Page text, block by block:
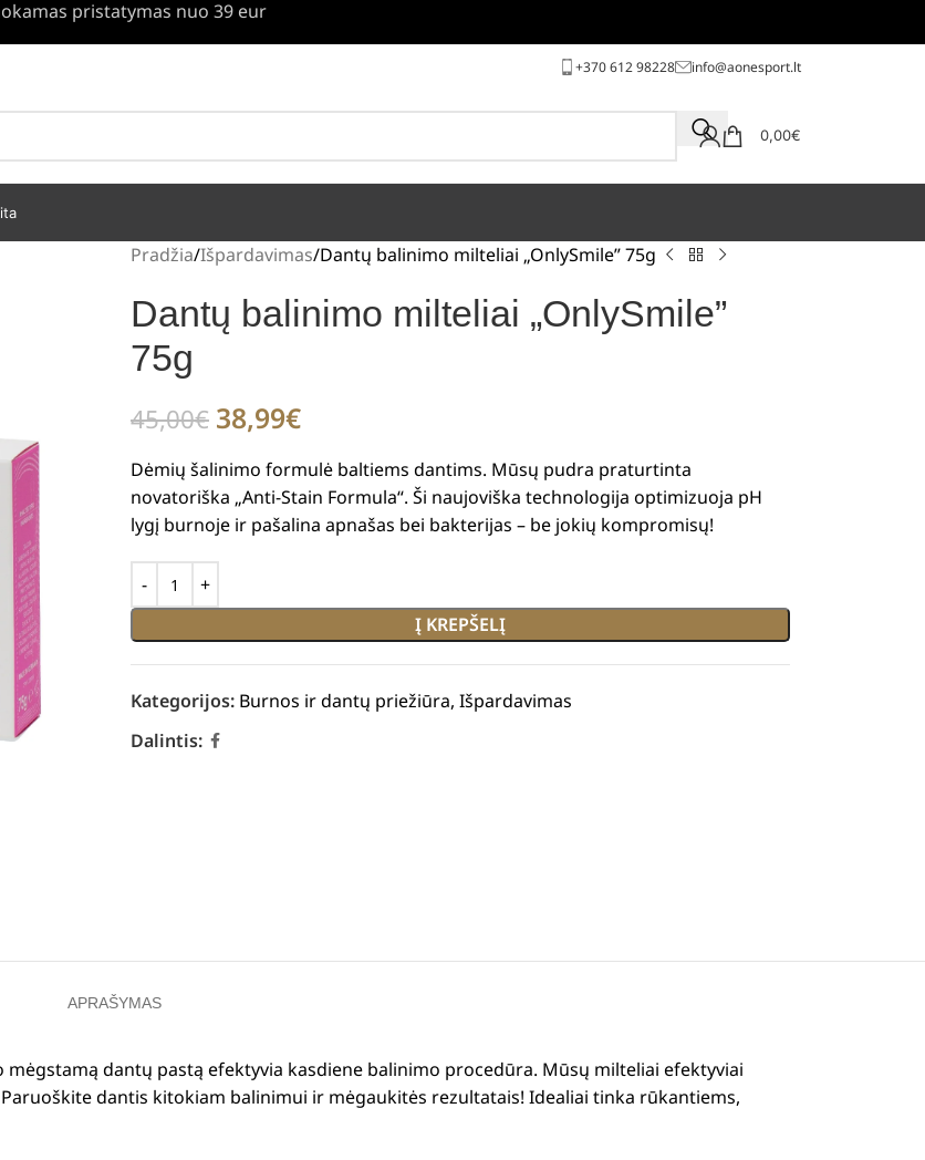
pristatymas nuo 39 eur
+370 612 98228 info@aonesport.lt
0,00€
Pradžia Išpardavimas Dantų balinimo milteliai „OnlySmile” 75g
Dantų balinimo milteliai „OnlySmile”
75g
45,00€ 38,99€
Dėmių šalinimo formulė baltiems dantims. Mūsų pudra praturtinta
novatoriška „Anti-Stain Formula“. Ši naujoviška technologija optimizuoja pH
lygį burnoje ir pašalina apnašas bei bakterijas – be jokių kompromisų!
Į KREPŠELĮ
Kategorijos: Burnos ir dantų priežiūra, Išpardavimas
Dalintis:
APRAŠYMAS
dantų pastą efektyvia kasdiene balinimo procedūra. Mūsų milteliai efektyviai
dantis kitokiam balinimui ir mėgaukitės rezultatais! Idealiai tinka rūkantiems,